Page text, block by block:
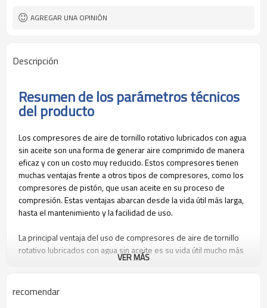
AGREGAR UNA OPINIÓN
Descripción
Resumen de los parámetros técnicos
del producto
Los compresores de aire de tornillo rotativo lubricados con agua
sin aceite son una forma de generar aire comprimido de manera
eficaz y con un costo muy reducido. Estos compresores tienen
muchas ventajas frente a otros tipos de compresores, como los
compresores de pistón, que usan aceite en su proceso de
compresión. Estas ventajas abarcan desde la vida útil más larga,
hasta el mantenimiento y la facilidad de uso.
La principal ventaja del uso de compresores de aire de tornillo
rotativo lubricados con agua sin aceite es su vida útil mucho más
larga. Debido a que el compresor no usa aceite para la
el uso. Esto significa que el compresor puede operar
VER MÁS
recomendar